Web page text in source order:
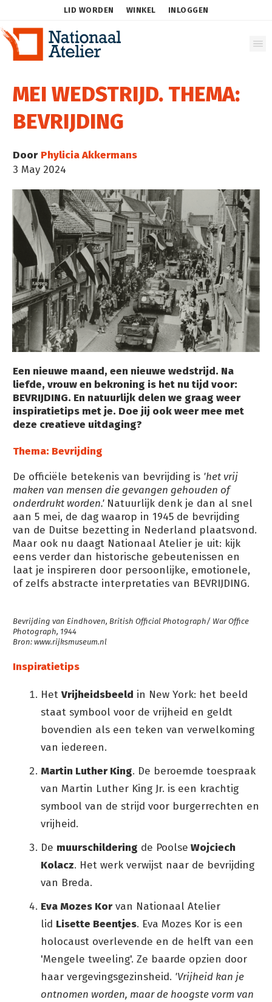
LID WORDEN WINKEL INLOGGEN
MEI WEDSTRIJD. THEMA:
BEVRIJDING
Door Phylicia Akkermans
3 May 2024
Een nieuwe maand, een nieuwe wedstrijd. Na
liefde, vrouw en bekroning is het nu tijd voor:
BEVRIJDING. En natuurlijk delen we graag weer
inspiratietips met je. Doe jij ook weer mee met
deze creatieve uitdaging?
Thema: Bevrijding
De officiële betekenis van bevrijding is 'het vrij
maken van mensen die gevangen gehouden of
onderdrukt worden.' Natuurlijk denk je dan al snel
aan 5 mei, de dag waarop in 1945 de bevrijding
van de Duitse bezetting in Nederland plaatsvond.
Maar ook nu daagt Nationaal Atelier je uit: kijk
eens verder dan historische gebeutenissen en
laat je inspireren door persoonlijke, emotionele,
of zelfs abstracte interpretaties van BEVRIJDING.
Bevrijding van Eindhoven, British Official Photograph/ War Office
Photograph, 1944
Bron: www.rijksmuseum.nl
Inspiratietips
HetVrijheidsbeeld in New York: het beeld
staat symbool voor de vrijheid en geldt
bovendien als een teken van verwelkoming
van iedereen.
Martin Luther King. De beroemde toespraak
van Martin Luther King Jr. is een krachtig
symbool van de strijd voor burgerrechten en
vrijheid.
De muurschildering de Poolse Wojciech
Kolacz. Het werk verwijst naar de bevrijding
van Breda.
Eva Mozes Korvan Nationaal Atelier
lid Lisette Beentjes. Eva Mozes Kor is een
holocaust overlevende en de helft van een
'Mengele tweeling'. Ze baarde opzien door
haar vergevingsgezinsheid. 'Vrijheid kan je
ontnomen worden, maar de hoogste vorm van